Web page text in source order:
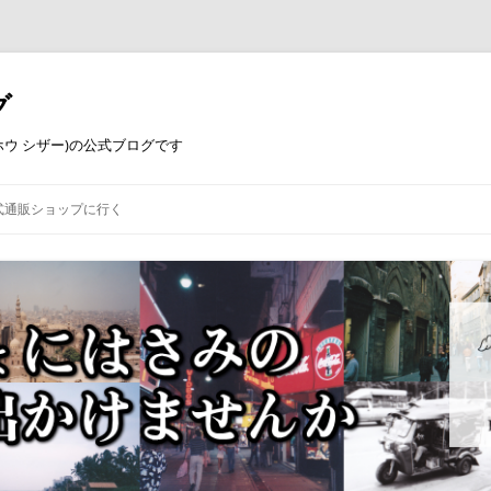
シザー)の公式ブログです
販ショップに行く